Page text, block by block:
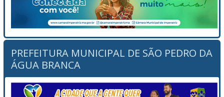
PREFEITURA MUNICIPAL DE SÃO PEDRO DA
ÁGUA BRANCA